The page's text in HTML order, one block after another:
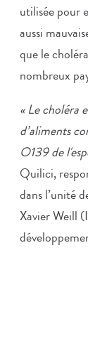
utilisée pour
aussi
que le
nombreux
« Le choléra
d’aliments
O139 de
Quilici,
dans l’unité
Xavier Weill